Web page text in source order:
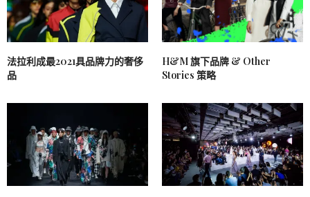
法拉利成最2021具品牌力的奢侈
品
H&M 旗下品牌 & Other
Stories 策略